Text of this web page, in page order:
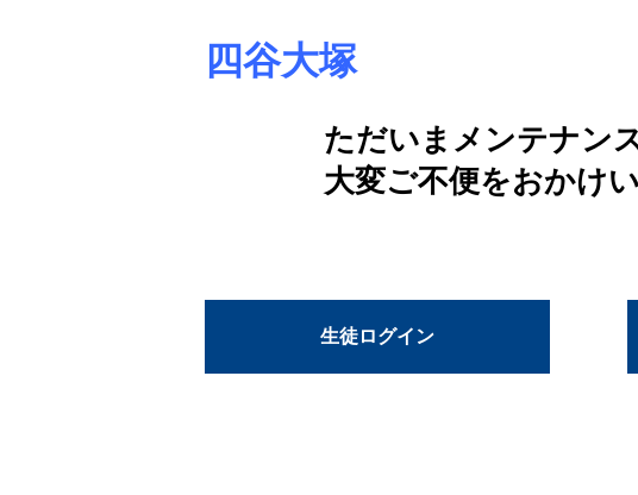
四谷大塚
ただいまメンテナン
大変ご不便をおかけ
生徒ログイン